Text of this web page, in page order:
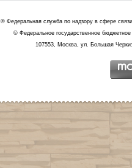
© Федеральная служба по надзору в сфере
© Федеральное государственное
107553, Москва, ул. Большая